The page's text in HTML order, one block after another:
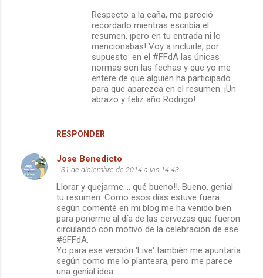
RESPONDER
Respecto a la caña, me pareció
recordarlo mientras escribía el
resumen, ¡pero en tu entrada ni lo
mencionabas! Voy a incluirle, por
supuesto: en el #FFdA las únicas
normas son las fechas y que yo me
entere de que alguien ha participado
para que aparezca en el resumen. ¡Un
abrazo y feliz año Rodrigo!
Jose Benedicto
31 de diciembre de 2014 a las 14:43
Llorar y quejarme..., qué bueno!!. Bueno, genial
tu resumen. Como esos días estuve fuera
según comenté en mi blog me ha venido bien
para ponerme al día de las cervezas que fueron
circulando con motivo de la celebración de ese
#6FFdA.
Yo para ese versión 'Live' también me apuntaría
según como me lo planteara, pero me parece
una genial idea.